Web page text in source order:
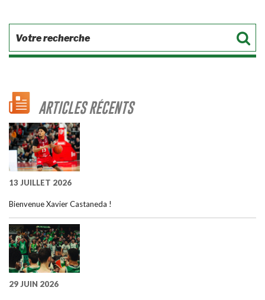
ARTICLES RÉCENTS
13 JUILLET 2026
Bienvenue Xavier Castaneda !
29 JUIN 2026